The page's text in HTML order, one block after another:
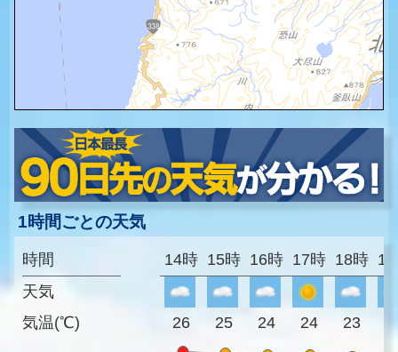
1時間ごとの天気
時間
天気
気温(℃)
14時 15時 16時 17時 18時
26 25 24 24 23